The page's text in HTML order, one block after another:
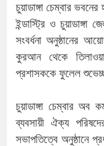
চুয়াডাঙ্গা চেম্বার
ইন্ডাস্ট্রি ও
সংবর্ধনা অনুষ্ঠানের
কুরআন থেকে
প্রশাসককে ফুলেল
চুয়াডাঙ্গা চেম্বার অব
ব্যবসায়ী ঐক্য
সভাপতিত্বে অনুষ্ঠানে